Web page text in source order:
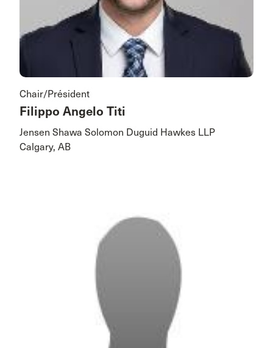
Chair/Président
Filippo Angelo Titi
Jensen Shawa Solomon Duguid Hawkes LLP
Calgary, AB